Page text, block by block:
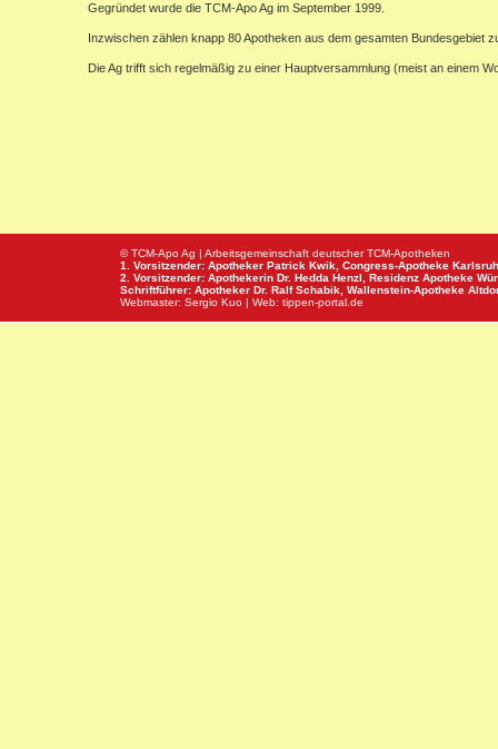
Gegründet wurde die TCM-Apo Ag im September 1999.
Inzwischen zählen knapp 80 Apotheken aus dem gesamten Bundesgebiet
Die Ag trifft sich regelmäßig zu einer Hauptversammlung (meist an einem
© TCM-Apo Ag | Arbeitsgemeinschaft deutscher TCM-Apotheken
1. Vorsitzender: Apotheker Patrick Kwik, Congress-Apotheke
2. Vorsitzender: Apothekerin Dr. Hedda Henzl, Residenz Apotheke
Schriftführer: Apotheker Dr. Ralf Schabik, Wallenstein-Apotheke
Webmaster: Sergio Kuo | Web: tippen-portal.de